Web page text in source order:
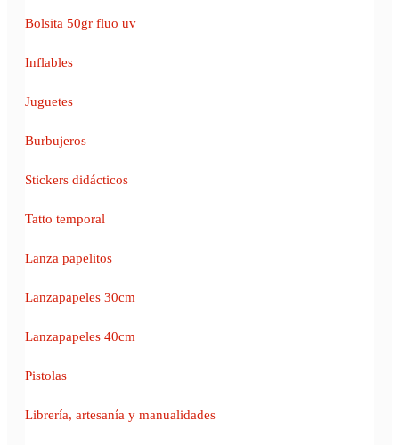
Bolsita 50gr fluo uv
Inflables
Juguetes
Burbujeros
Stickers didácticos
Tatto temporal
Lanza papelitos
Lanzapapeles 30cm
Lanzapapeles 40cm
Pistolas
Librería, artesanía y manualidades